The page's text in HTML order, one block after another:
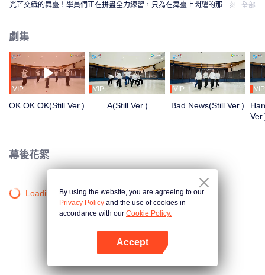
光芒交織的舞臺！學員們正在拼盡全力練習，只為在舞臺上閃耀的那一刻。從
全部
劇集
VIP
OK OK OK(Still Ver.)
VIP
A(Still Ver.)
VIP
Bad News(Still Ver.)
VIP
幕後花絮
Loading…By using the website, you are agreeing to our
Privacy Policy and the use of cookies in
accordance with our Cookie Policy.
Accept